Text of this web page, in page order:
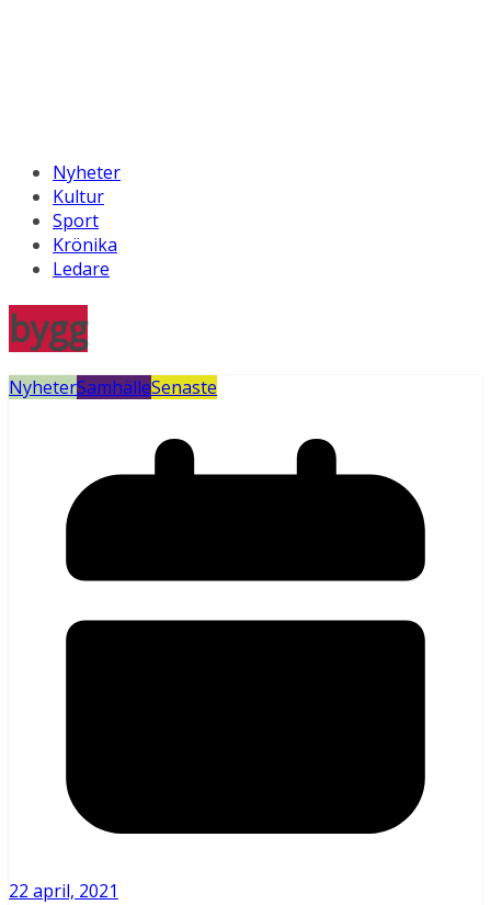
Nyheter
Kultur
Sport
Krönika
Ledare
bygg
NyheterSamhälleSenaste
22 april, 2021